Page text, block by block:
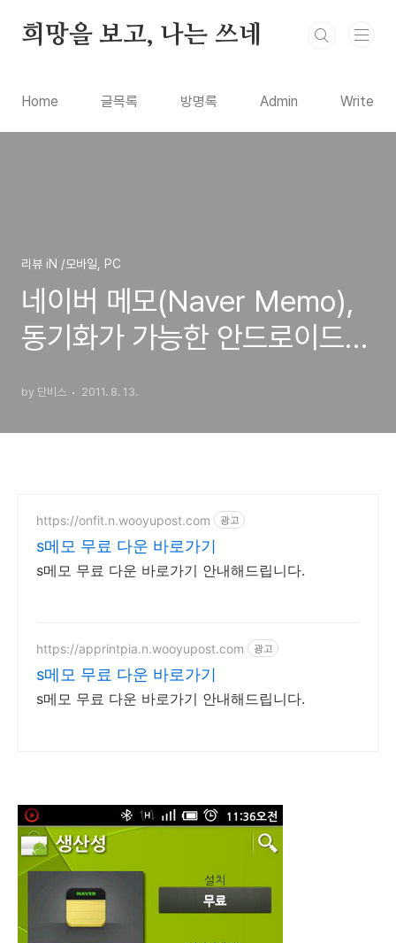
희망을 보고, 나는 쓰네
Home 글목록 방명록 Admin Write
리뷰 iN /모바일, PC
네이버 메모(Naver Memo),
동기화가 가능한 안드로이드용
by 단비스 2011. 8. 13.
https://onfit.n.wooyupost.com 광고
s메모 무료 다운 바로가기
s메모 무료 다운 바로가기 안내해드립니다.
https://apprintpia.n.wooyupost.com 광고
s메모 무료 다운 바로가기
s메모 무료 다운 바로가기 안내해드립니다.